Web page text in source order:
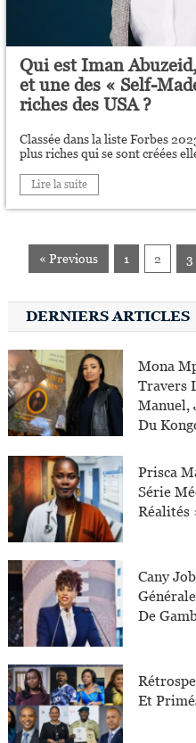
Qui est Iman
et une des « Self-
riches des USA ?
Classée dans la liste Forbes
plus riches qui se sont créées
Lire la suite
« Previous 1 2 3
DERNIERS ARTICLES
Mona
Travers
Manuel,
Du
Prisca
Série
Réalités
Cany
De
Et